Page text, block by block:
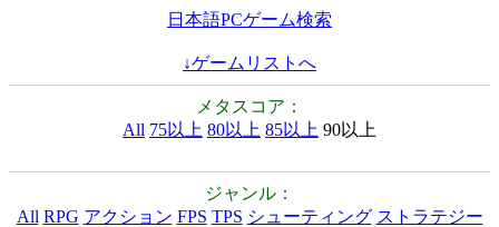
日本語PCゲーム検索
↓ゲームリストへ
メタスコア：
All 75以上 80以上 85以上 90以上
ジャンル：
All RPG アクション FPS TPS シューティング ストラテジー